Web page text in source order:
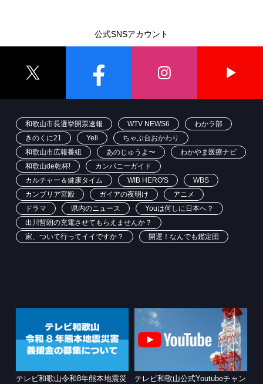
公式SNSアカウント
和歌山市長選挙開票速報 WTV NEWS6
わかラ部
きのくに21
Yell
ちゃぶ台おかわり
和歌山市広報番組
あのじゅうよ〜
わかやま医療ナビ
和歌山de乾杯!
カンパニーガイド
カルチャー＆健康タイム
WIB HERO'S
WBS
カンブリア宮殿
ガイアの夜明け
アニメ
ドラマ
県内のニュース
Youは何しに日本へ？
出川哲朗の充電させてもらえませんか？
家、ついて行ってイイですか？
開運！なんでも鑑定団
テレビ和歌山令和8年熊本地震災
テレビ和歌山公式Youtubeチャン